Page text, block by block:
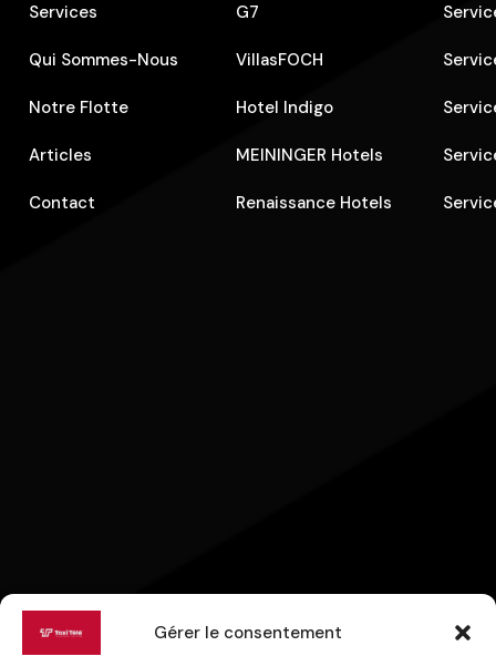
Gérer le consentement
Services
Qui Sommes-Nous
Notre Flotte
Articles
Contact
G7
VillasFOCH
Hotel Indigo
MEININGER Hotels
Renaissance Hotels